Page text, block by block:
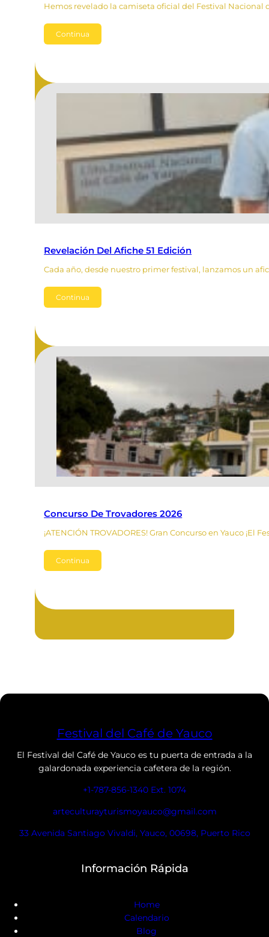
Hemos revelado la camiseta oficial del Festival Nacional
Continua
Revelación Del Afiche 51 Edición
Cada año, desde nuestro primer festival, lanzamos un
Continua
Concurso De Trovadores 2026
¡ATENCIÓN TROVADORES! Gran Concurso en Yauco ​¡El
Continua
Festival del Café de Yauco
El Festival del Café de Yauco es tu puerta de entrada a la
galardonada experiencia cafetera de la región.
+1-787-856-1340 Ext. 1074
arteculturayturismoyauco@gmail.com
33 Avenida Santiago Vivaldi, Yauco, 00698, Puerto Rico
Información Rápida
Home
Calendario
Blog